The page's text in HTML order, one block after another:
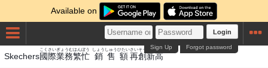
Available on
Login
Forgot password
Sign Up
Skechers國際
こくさい
業務
ぎょうむ
繁忙
はんぼう
銷
しょう
售
しゅう
額
ひたい
再
さい
創
そう
新
しん
高
たか